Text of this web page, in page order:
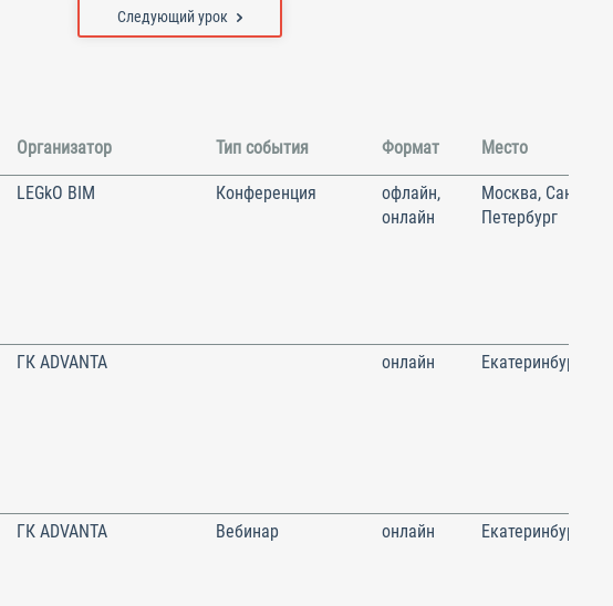
Следующий урок
Организатор Тип события Формат Место
LEGkO BIM Конференция
офлайн,
онлайн
Москва, Санкт-
Петербург
ГК ADVANTA онлайн Екатеринбург
ГК ADVANTA Вебинар онлайн Екатеринбург